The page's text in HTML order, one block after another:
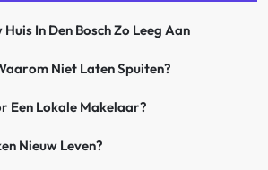
In Den Bosch Zo Leeg Aan
Niet Laten Spuiten?
Een Lokale Makelaar?
Nieuw Leven?